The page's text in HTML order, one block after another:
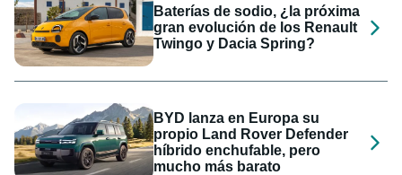
Baterías de sodio, ¿la próxima
gran evolución de los Renault
Twingo y Dacia Spring?
BYD lanza en Europa su
propio Land Rover Defender
híbrido enchufable, pero
mucho más barato